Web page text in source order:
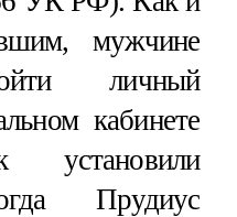
мужчине
личный
кабинете
установили
Прудиус